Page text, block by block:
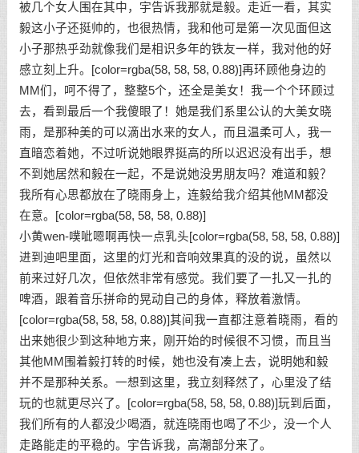
被几个女人围在其中，宇告诉我那就是毅。走近一看，其实
毅这小子还挺帅的，也很热情，我和他可是第一次见面但这
小子那热乎劲就像我们是相识多年的铁友一样，我对他的好
感立刻上升。[color=rgba(58, 58, 58, 0.88)]再环顾他身边的
MM们，呵不得了，整整5个，还全是美女！我一个个环顾过
去，看到最后一个我傻眼了！她是我们系里公认的大美女晓
雨，是那种美的可以滴出水来的女人，而且温柔可人，我一
直暗恋着她，不过听说她眼界挺高的所以迟迟没有出手，想
不到她居然和毅在一起，不是说她没男朋友吗？难道和毅？
我所有心思都放在了晓雨身上，连毅给我介绍其他MM都没
在意。[color=rgba(58, 58, 58, 0.88)]
小黄wen-噗呲嗯啊再快一点乳头[color=rgba(58, 58, 58, 0.88)]
进到迪吧里面，这里的灯光和音响效果真的没的说，虽然以
前来过好几次，但依然非常有感觉。我们要了一扎又一扎的
啤酒，跟着音乐拼命的晃动自己的身体，释放着激情。
[color=rgba(58, 58, 58, 0.88)]其间我一直都注意着晓雨，看的
出来她很少到这种地方来，刚开始的时候很不习惯，而且当
其他MM围着毅打转的时候，她也没有凑上去，说明她和毅
并不是那种关系。一想到这里，我立刻释然了，心里没了结
玩的也就更尽兴了。[color=rgba(58, 58, 58, 0.88)]玩到后面，
我们所有的人都没少喝酒，就连晓雨也喝了不少，没一个人
走路能走的平稳的。宇告诉我，高潮部分来了。